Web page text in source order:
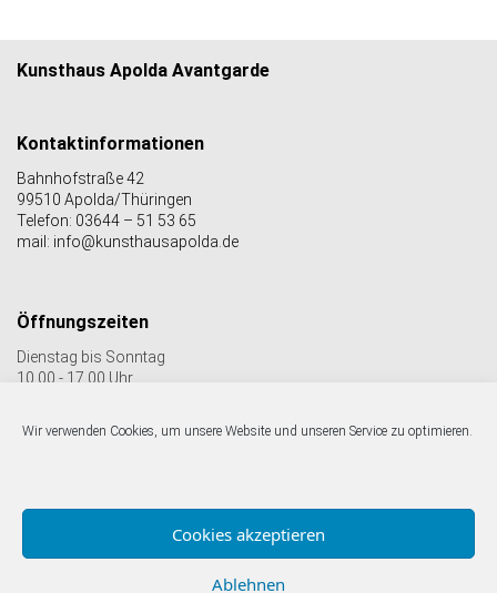
Wir verwenden Cookies, um unsere Website und unseren Service zu optimieren.
Cookies akzeptieren
Ablehnen
Kunsthaus Apolda Avantgarde
Kontaktinformationen
Bahnhofstraße 42
99510 Apolda/Thüringen
Telefon: 03644 – 51 53 65
mail: info@kunsthausapolda.de
Öffnungszeiten
Dienstag bis Sonntag
10.00 - 17.00 Uhr